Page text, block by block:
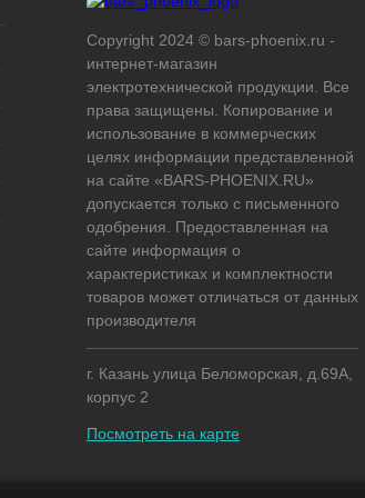
Copyright 2024 © bars-phoenix.ru -
интернет-магазин
электротехнической продукции. Все
права защищены. Копирование и
использование в коммерческих
целях информации представленной
на сайте «BARS-PHOENIX.RU»
допускается только с письменного
одобрения. Предоставленная на
сайте информация о
характеристиках и комплектности
товаров может отличаться от данных
производителя
г. Казань улица Беломорская, д.69А,
корпус 2
Посмотреть на карте